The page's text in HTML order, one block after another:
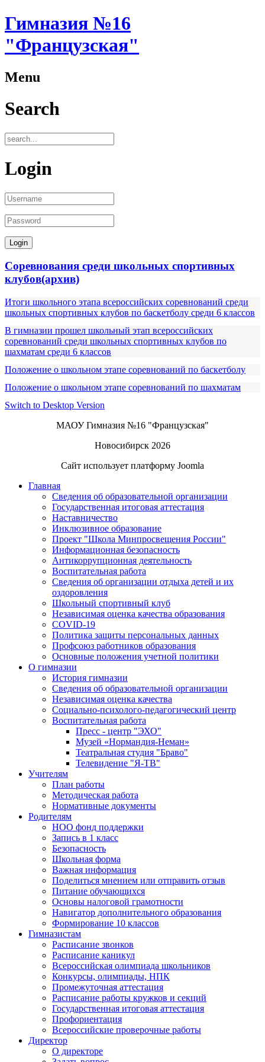
Гимназия №16
"Французская"
Menu
Search
Login
Соревнования среди школьных спортивных
клубов(архив)
Итоги школьного этапа всероссийских соревнований среди
школьных спортивных клубов по баскетболу среди 6 классов
В гимназии прошел школьный этап всероссийских
соревнований среди школьных спортивных клубов по
шахматам среди 6 классов
Положение о школьном этапе соревнований по баскетболу
Положение о школьном этапе соревнований по шахматам
Switch to Desktop Version
МАОУ Гимназия №16 "Французская"
Новосибирск 2026
Сайт использует платформу Joomla
Главная
Сведения об образовательной организации
Государственная итоговая аттестация
Наставничество
Инклюзивное образование
Проект "Школа Минпросвещения России"
Информационная безопасность
Антикоррупционная деятельность
Воспитательная работа
Сведения об организации отдыха детей и их
оздоровления
Школьный спортивный клуб
Независимая оценка качества образования
COVID-19
Политика защиты персональных данных
Профсоюз работников образования
Основные положения учетной политики
О гимназии
История гимназии
Сведения об образовательной организации
Независимая оценка качества
Социально-психолого-педагогический центр
Воспитательная работа
Пресс - центр "ЭХО"
Музей «Нормандия-Неман»
Театральная студия "Браво"
Телевидение "Я-ТВ"
Учителям
План работы
Методическая работа
Нормативные документы
Родителям
НОО фонд поддержки
Запись в 1 класс
Безопасность
Школьная форма
Важная информация
Поделиться мнением или отправить отзыв
Питание обучающихся
Основы налоговой грамотности
Навигатор дополнительного образования
Формирование 10 классов
Гимназистам
Расписание звонков
Расписание каникул
Всероссийская олимпиада школьников
Конкурсы, олимпиады, НПК
Промежуточная аттестация
Расписание работы кружков и секций
Государственная итоговая аттестация
Профориентация
Всероссийские проверочные работы
Директор
О директоре